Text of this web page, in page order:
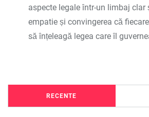
aspecte legale într-un limbaj clar
empatie și convingerea că
să înțeleagă legea care îl
RECENTE